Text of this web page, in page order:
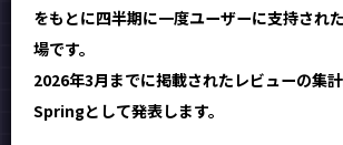
をもとに四半期に一度ユーザーに支持され
場です。
2026年3月までに掲載されたレビューの集
Springとして発表します。